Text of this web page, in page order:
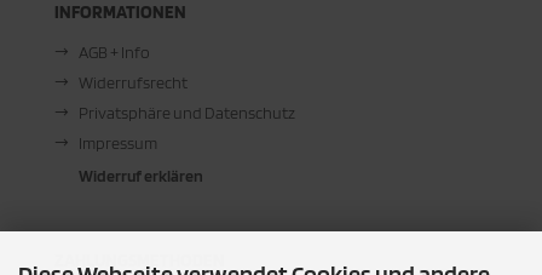
INFORMATIONEN
AGB + Info
Widerrufsrecht
Privatsphäre und Datenschutz
Impressum
Widerruf erklären